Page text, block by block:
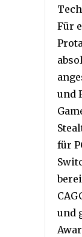
Für
und
für
und